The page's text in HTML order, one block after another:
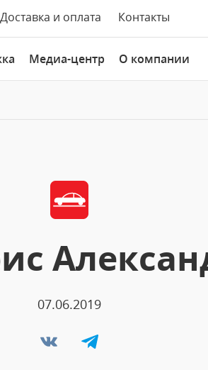
Доставка и оплата Контакты
Медиа-центр О компании
07.06.2019